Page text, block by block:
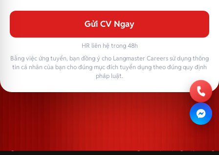
Gửi CV Ngay
HR liên hệ trong 48h
Bằng việc ứng tuyển, bạn đồng ý cho Langmaster Careers sử dụng thông
tin cá nhân của bạn cho đúng mục đích tuyển dụng theo đúng quy định
pháp luật.